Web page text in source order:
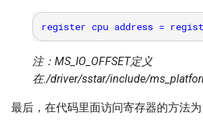
注：MS_IO_OFFSET定义
在./driver/sstar/include/
最后，在代码里面访问寄存器的方法为